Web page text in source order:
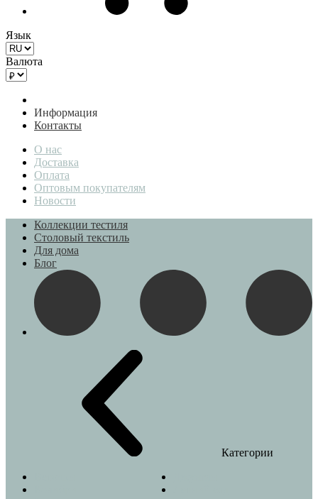
Язык
Валюта
Информация
Контакты
О нас
Доставка
Оплата
Оптовым покупателям
Новости
Коллекции тестиля
Столовый текстиль
Для дома
Блог
Категории